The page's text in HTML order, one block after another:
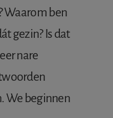
Waarom ben
gezin? Is dat
nare
We beginnen